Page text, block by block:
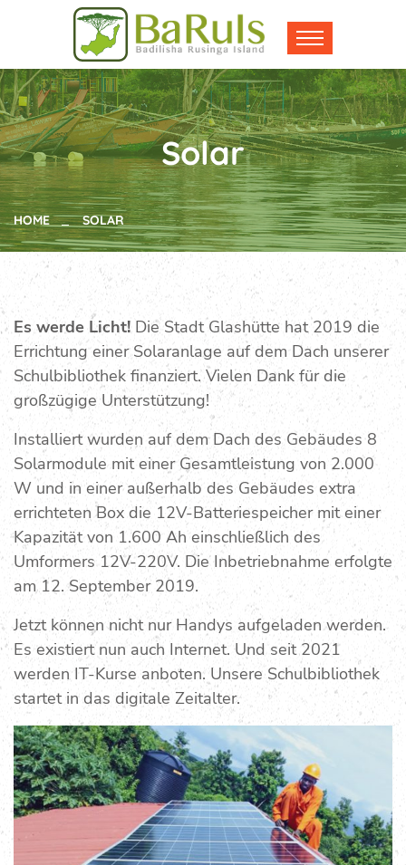
Solar
HOME SOLAR
Es werde Licht! Die Stadt Glashütte hat 2019 die
Errichtung einer Solaranlage auf dem Dach unserer
Schulbibliothek finanziert. Vielen Dank für die
großzügige Unterstützung!
Installiert wurden auf dem Dach des Gebäudes 8
Solarmodule mit einer Gesamtleistung von 2.000
W und in einer außerhalb des Gebäudes extra
errichteten Box die 12V-Batteriespeicher mit einer
Kapazität von 1.600 Ah einschließlich des
Umformers 12V-220V. Die Inbetriebnahme erfolgte
am 12. September 2019.
Jetzt können nicht nur Handys aufgeladen werden.
Es existiert nun auch Internet. Und seit 2021
werden IT-Kurse anboten. Unsere Schulbibliothek
startet in das digitale Zeitalter.